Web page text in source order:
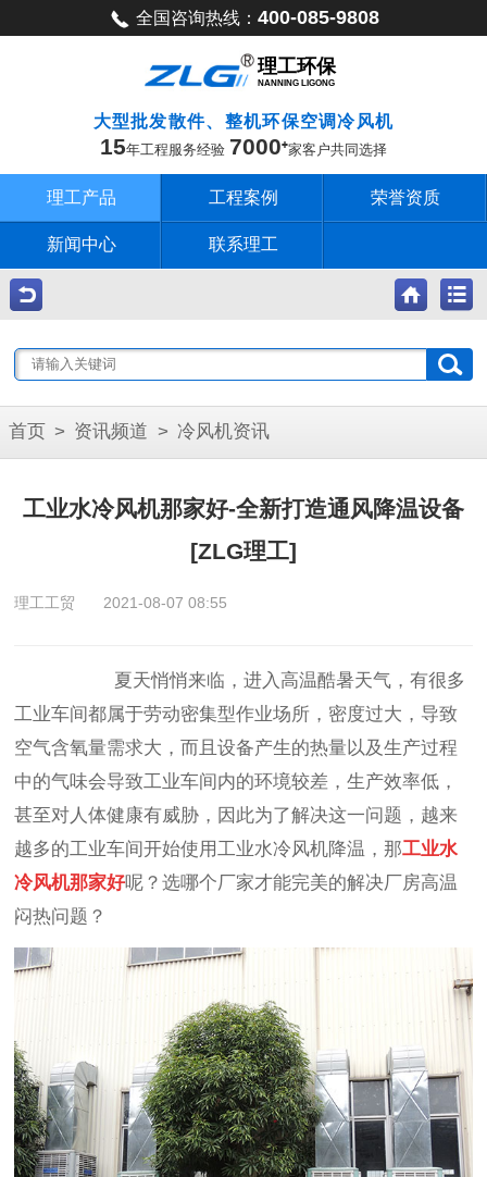
全国咨询热线： 400-085-9808
理工环保
NANNING LIGONG
大型批发散件、整机环保空调冷风机
15年工程服务经验 7000 家客户共同选择
理工产品 工程案例 荣誉资质
新闻中心 联系理工
首页 > 资讯频道 > 冷风机资讯
工业水冷风机那家好-全新打造通风降温设备
[ZLG理工]
理工工贸 2021-08-07 08:55
夏天悄悄来临，进入高温酷暑天气，有很多
工业车间都属于劳动密集型作业场所，密度过大，导致
空气含氧量需求大，而且设备产生的热量以及生产过程
中的气味会导致工业车间内的环境较差，生产效率低，
甚至对人体健康有威胁，因此为了解决这一问题，越来
越多的工业车间开始使用工业水冷风机降温，那工业水
冷风机那家好呢？选哪个厂家才能完美的解决厂房高温
闷热问题？